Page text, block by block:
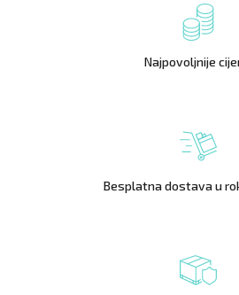
Najpovoljnije
Besplatna dostava u